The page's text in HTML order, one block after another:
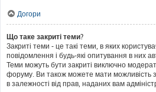
Догори
Що таке закриті теми?
Закриті теми - це такі теми, в яких
повідомлення і будь-які опитування в них
Теми можуть бути закриті виключно
форуму. Ви також можете мати можливість
в залежності від прав, наданих вам